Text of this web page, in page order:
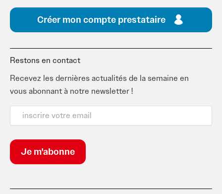
Créer mon compte prestataire
Restons en contact
Recevez les dernières actualités de la semaine en
vous abonnant à notre newsletter !